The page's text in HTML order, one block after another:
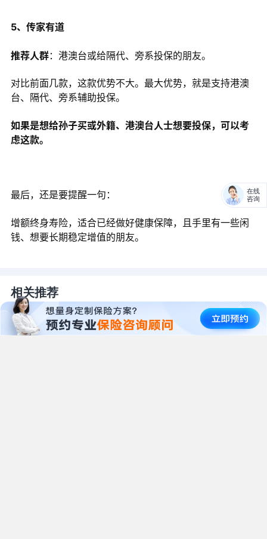
5、传家有道
推荐人群：港澳台或给隔代、旁系投保的朋友。
对比前面几款，这款优势不大。最大优势，就是支持港澳
台、隔代、旁系辅助投保。
如果是想给孙子买或外籍、港澳台人士想要投保，可以考
虑这款。
最后，还是要提醒一句：
增额终身寿险，适合已经做好健康保障，且手里有一些闲
钱、想要长期稳定增值的朋友。
相关推荐
小白必看
90%的女人都有的乳腺增生
对买保险的影响究竟有多
在线
咨询